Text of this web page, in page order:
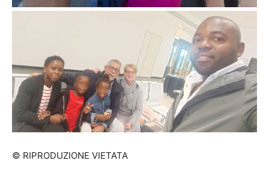
© RIPRODUZIONE VIETATA